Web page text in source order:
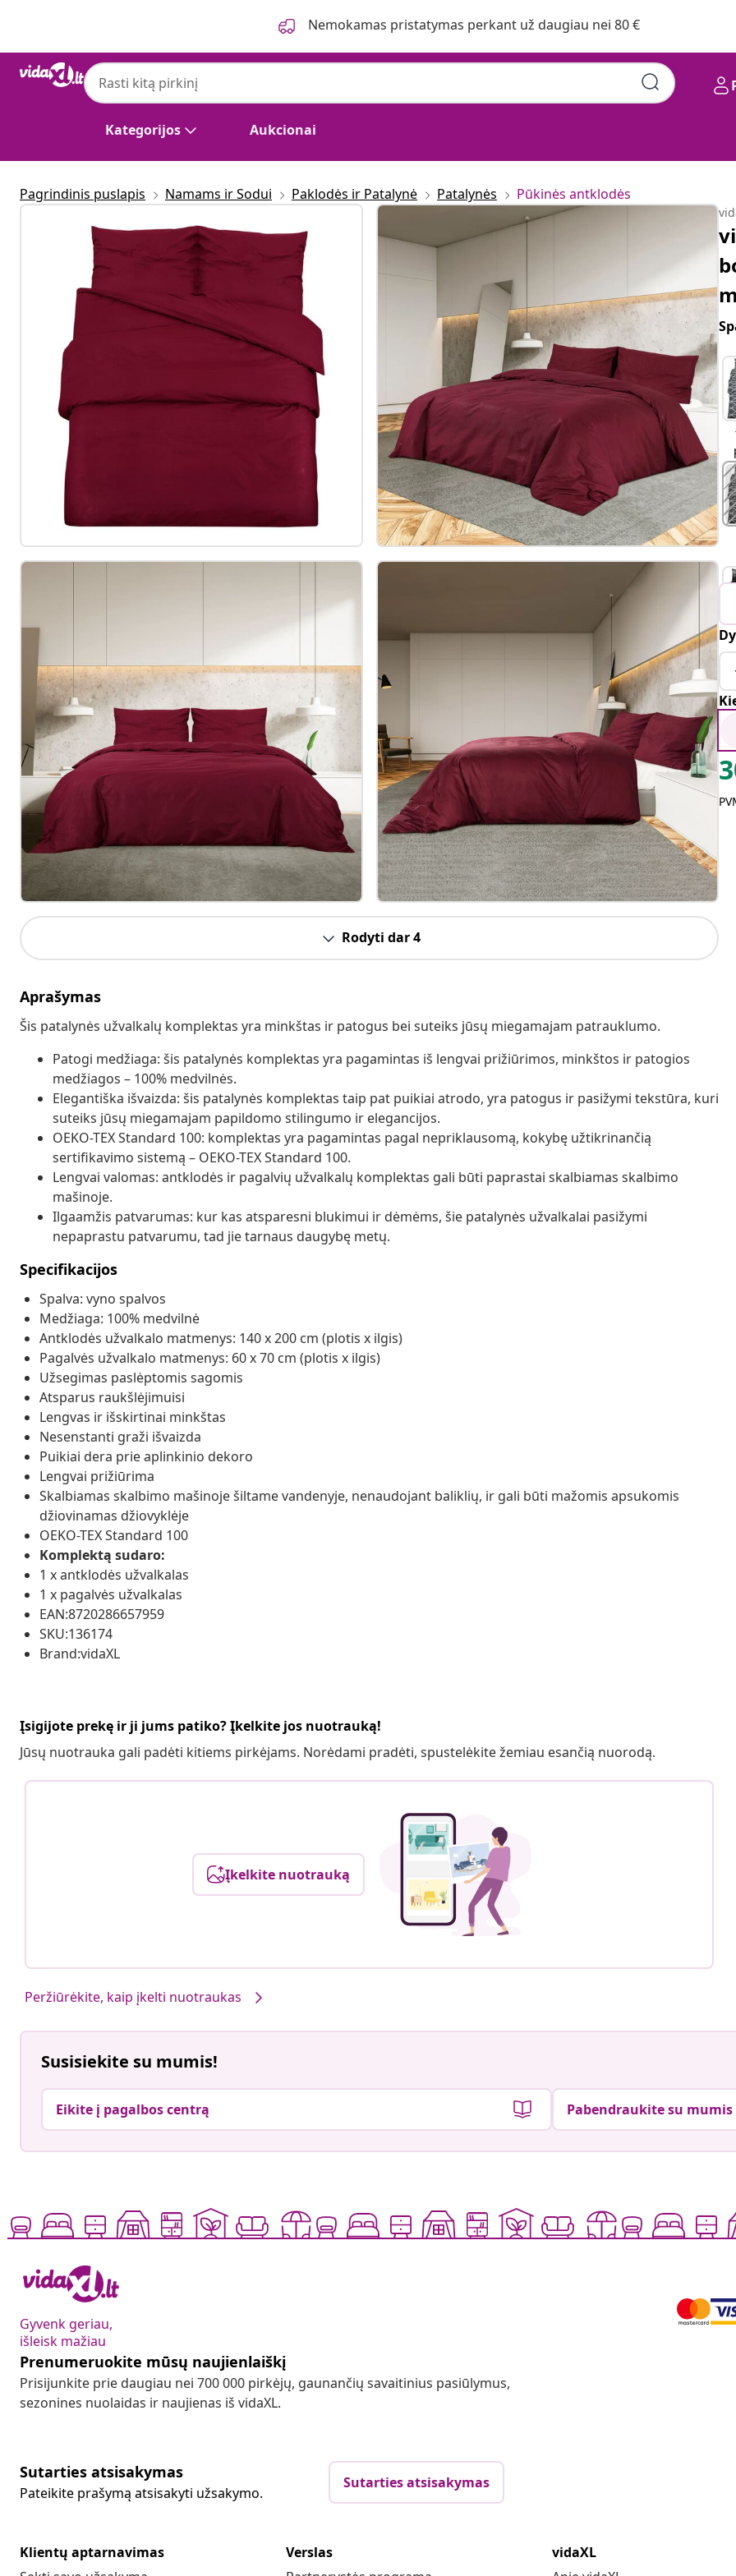
Nemokamas pristatymas perkant už daugiau nei 80 €
Kategorijos Aukcionai
Pagrindinis puslapis Namams ir Sodui Paklodės ir Patalynė Patalynės Pūkinės antklodės
Rodyti dar 4
Aprašymas
Šis patalynės užvalkalų komplektas yra minkštas ir patogus bei suteiks jūsų miegamajam patrauklumo.
Patogi medžiaga: šis patalynės komplektas yra pagamintas iš lengvai prižiūrimos, minkštos ir patogios
medžiagos – 100% medvilnės.
Elegantiška išvaizda: šis patalynės komplektas taip pat puikiai atrodo, yra patogus ir pasižymi tekstūra, kuri
suteiks jūsų miegamajam papildomo stilingumo ir elegancijos.
OEKO-TEX Standard 100: komplektas yra pagamintas pagal nepriklausomą, kokybę užtikrinančią
sertifikavimo sistemą – OEKO-TEX Standard 100.
Lengvai valomas: antklodės ir pagalvių užvalkalų komplektas gali būti paprastai skalbiamas skalbimo
mašinoje.
Ilgaamžis patvarumas: kur kas atsparesni blukimui ir dėmėms, šie patalynės užvalkalai pasižymi
nepaprastu patvarumu, tad jie tarnaus daugybę metų.
Specifikacijos
Spalva: vyno spalvos
Medžiaga: 100% medvilnė
Antklodės užvalkalo matmenys: 140 x 200 cm (plotis x ilgis)
Pagalvės užvalkalo matmenys: 60 x 70 cm (plotis x ilgis)
Užsegimas paslėptomis sagomis
Atsparus raukšlėjimuisi
Lengvas ir išskirtinai minkštas
Nesenstanti graži išvaizda
Puikiai dera prie aplinkinio dekoro
Lengvai prižiūrima
Skalbiamas skalbimo mašinoje šiltame vandenyje, nenaudojant baliklių, ir gali būti mažomis apsukomis
džiovinamas džiovyklėje
OEKO-TEX Standard 100
Komplektą sudaro:
1 x antklodės užvalkalas
1 x pagalvės užvalkalas
EAN:8720286657959
SKU:136174
Brand:vidaXL
Įsigijote prekę ir ji jums patiko? Įkelkite jos nuotrauką!
Jūsų nuotrauka gali padėti kitiems pirkėjams. Norėdami pradėti, spustelėkite žemiau esančią nuorodą.
Įkelkite nuotrauką
Peržiūrėkite, kaip įkelti nuotraukas
Susisiekite su mumis!
Eikite į pagalbos centrą Pabendraukite su mumis
Gyvenk geriau,
išleisk mažiau
Prenumeruokite mūsų naujienlaiškį
Prisijunkite prie daugiau nei 700 000 pirkėjų, gaunančių savaitinius pasiūlymus,
sezonines nuolaidas ir naujienas iš vidaXL.
Sutarties atsisakymas
Pateikite prašymą atsisakyti užsakymo.
Sutarties atsisakymas
Klientų aptarnavimas
Verslas
vidaXL